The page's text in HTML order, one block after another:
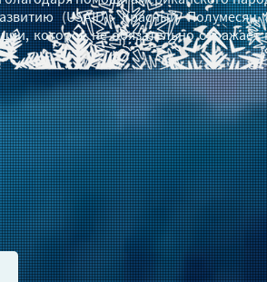
(USAID). Красный Полумесяц
которое не обязательно